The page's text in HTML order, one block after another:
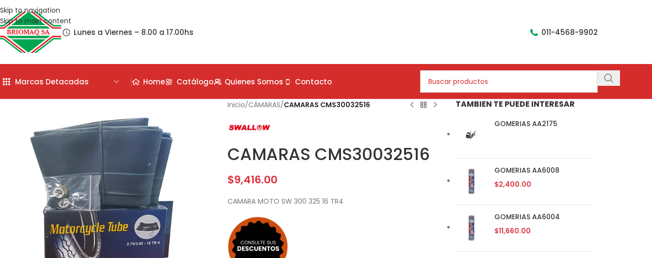
Skip to navigation
Skip to main content
Lunes a Viernes – 8.00 a 17.00hs 011-4568-9902
Marcas Detacadas Home Catálogo Quienes Somos Contacto
Inicio/CÁMARAS/CAMARAS CMS30032516
CAMARAS CMS30032516
$9,416.00
CAMARA MOTO SW 300 325 16 TR4
TAMBIEN TE PUEDE INTERESAR
GOMERIAS AA2175
GOMERIAS AA6008
$2,400.00
GOMERIAS AA6004
$11,660.00